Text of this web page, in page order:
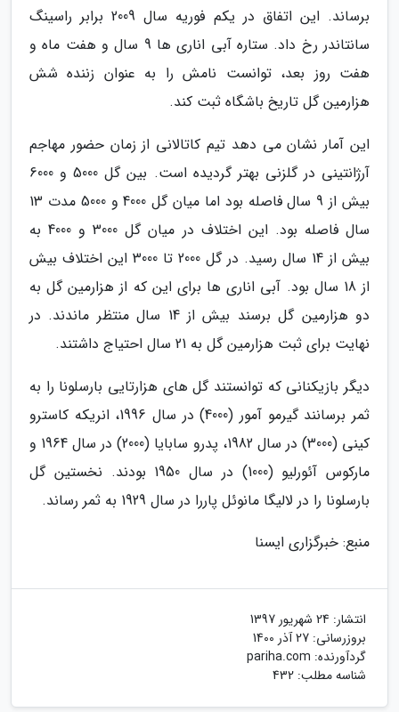
برساند. این اتفاق در یکم فوریه سال 2009 برابر راسینگ
سانتاندر رخ داد. ستاره آبی اناری ها 9 سال و هفت ماه و
هفت روز بعد، توانست نامش را به عنوان زننده شش
هزارمین گل تاریخ باشگاه ثبت کند.
این آمار نشان می دهد تیم کاتالانی از زمان حضور مهاجم
آرژانتینی در گلزنی بهتر گردیده است. بین گل 5000 و 6000
بیش از 9 سال فاصله بود اما میان گل 4000 و 5000 مدت 13
سال فاصله بود. این اختلاف در میان گل 3000 و 4000 به
بیش از 14 سال رسید. در گل 2000 تا 3000 این اختلاف بیش
از 18 سال بود. آبی اناری ها برای این که از هزارمین گل به
دو هزارمین گل برسند بیش از 14 سال منتظر ماندند. در
نهایت برای ثبت هزارمین گل به 21 سال احتیاج داشتند.
دیگر بازیکنانی که توانستند گل های هزارتایی بارسلونا را به
ثمر برسانند گیرمو آمور (4000) در سال 1996، انریکه کاسترو
کینی (3000) در سال 1982، پدرو سابایا (2000) در سال 1964 و
مارکوس آئورلیو (1000) در سال 1950 بودند. نخستین گل
بارسلونا را در لالیگا مانوئل پاررا در سال 1929 به ثمر رساند.
منبع: خبرگزاری ایسنا
انتشار: 24 شهریور 1397
بروزرسانی: 27 آذر 1400
گردآورنده: pariha.com
شناسه مطلب: 432